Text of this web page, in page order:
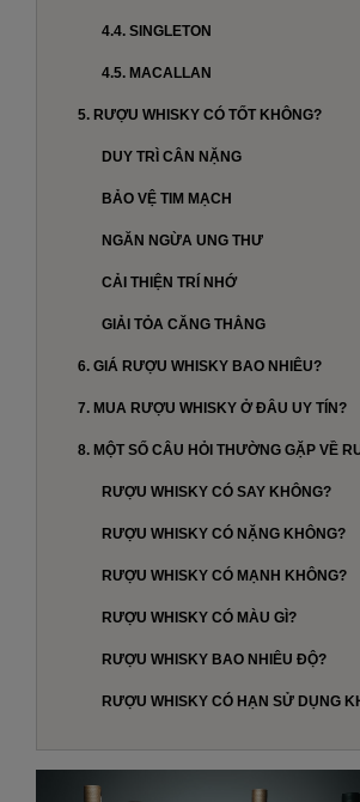
4.4. SINGLETON
4.5. MACALLAN
5. RƯỢU WHISKY CÓ TỐT KHÔNG?
DUY TRÌ CÂN NẶNG
BẢO VỆ TIM MẠCH
NGĂN NGỪA UNG THƯ
CẢI THIỆN TRÍ NHỚ
GIẢI TỎA CĂNG THẲNG
6. GIÁ RƯỢU WHISKY BAO NHIÊU?
7. MUA RƯỢU WHISKY Ở ĐÂU UY TÍN?
8. MỘT SỐ CÂU HỎI THƯỜNG GẶP VỀ
RƯỢU WHISKY CÓ SAY KHÔNG?
RƯỢU WHISKY CÓ NẶNG KHÔNG?
RƯỢU WHISKY CÓ MẠNH KHÔNG?
RƯỢU WHISKY CÓ MÀU GÌ?
RƯỢU WHISKY BAO NHIÊU ĐỘ?
RƯỢU WHISKY CÓ HẠN SỬ DỤNG